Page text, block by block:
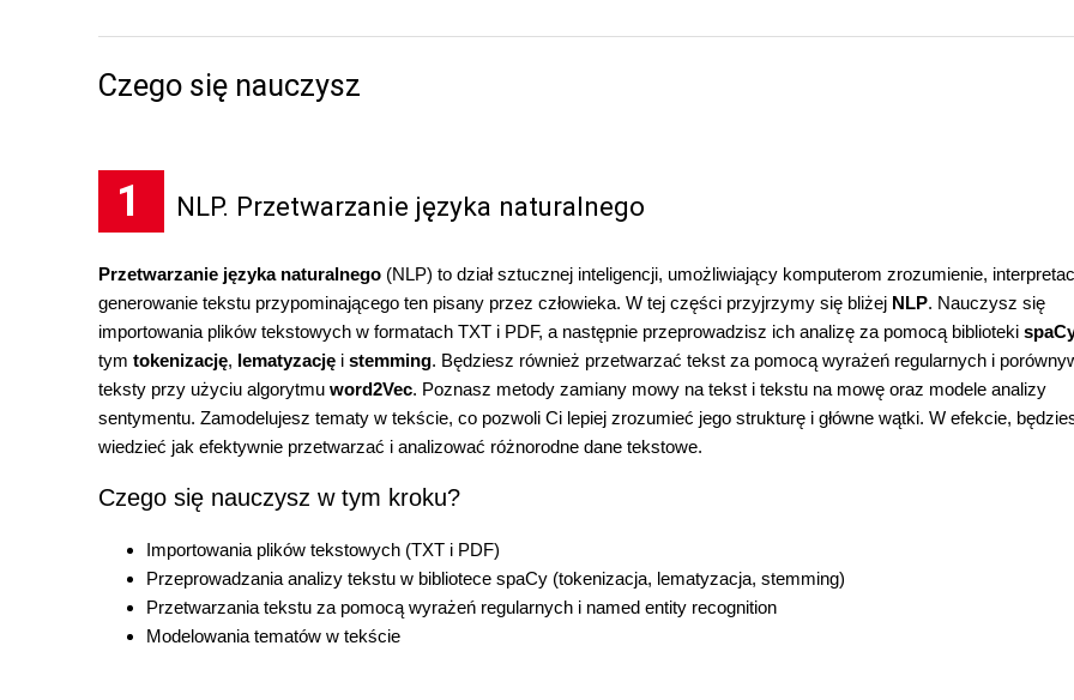
Czego się nauczysz
1 NLP. Przetwarzanie języka naturalnego
Przetwarzanie języka naturalnego (NLP) to dział sztucznej inteligencji, umożliwiający komputerom zrozumienie,
generowanie tekstu przypominającego ten pisany przez człowieka. W tej części przyjrzymy się bliżej NLP. Nauczysz się
importowania plików tekstowych w formatach TXT i PDF, a następnie przeprowadzisz ich analizę za pomocą biblioteki
tym tokenizację, lematyzację i stemming. Będziesz również przetwarzać tekst za pomocą wyrażeń regularnych i
teksty przy użyciu algorytmu word2Vec. Poznasz metody zamiany mowy na tekst i tekstu na mowę oraz modele analizy
sentymentu. Zamodelujesz tematy w tekście, co pozwoli Ci lepiej zrozumieć jego strukturę i główne wątki. W efekcie,
wiedzieć jak efektywnie przetwarzać i analizować różnorodne dane tekstowe.
Czego się nauczysz w tym kroku?
Importowania plików tekstowych (TXT i PDF)
Przeprowadzania analizy tekstu w bibliotece spaCy (tokenizacja, lematyzacja, stemming)
Przetwarzania tekstu za pomocą wyrażeń regularnych i named entity recognition
Modelowania tematów w tekście